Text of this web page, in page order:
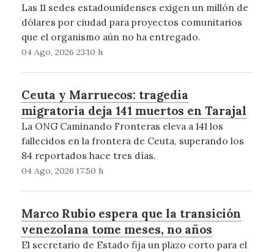
Las 11 sedes estadounidenses exigen un millón de
dólares por ciudad para proyectos comunitarios
que el organismo aún no ha entregado.
04 Ago, 2026 23:10 h
Ceuta y Marruecos: tragedia
migratoria deja 141 muertos en Tarajal
La ONG Caminando Fronteras eleva a 141 los
fallecidos en la frontera de Ceuta, superando los
84 reportados hace tres días.
04 Ago, 2026 17:50 h
Marco Rubio espera que la transición
venezolana tome meses, no años
El secretario de Estado fija un plazo corto para el